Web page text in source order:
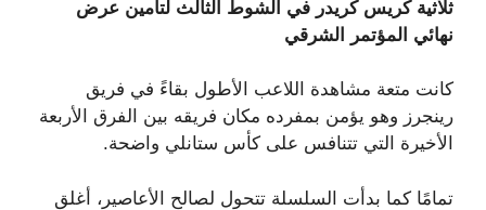
ثلاثية كريس كريدر في الشوط الثالث لتأمين عرض
نهائي المؤتمر الشرقي
كانت متعة مشاهدة اللاعب الأطول بقاءً في فريق
رينجرز وهو يؤمن بمفرده مكان فريقه بين الفرق الأربعة
الأخيرة التي تتنافس على كأس ستانلي واضحة.
تمامًا كما بدأت السلسلة تتحول لصالح الأعاصير، أغلق